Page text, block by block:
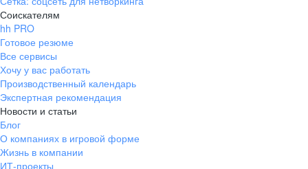
Соискателям
hh PRO
Готовое резюме
Все сервисы
Хочу у вас работать
Производственный календарь
Экспертная рекомендация
Новости и статьи
Блог
О компаниях в игровой форме
Жизнь в компании
ИТ-проекты